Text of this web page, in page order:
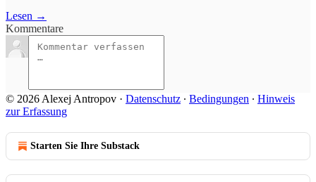
Lesen →
Kommentare
© 2026 Alexej Antropov · Datenschutz ∙ Bedingungen ∙ Hinweis
zur Erfassung
Starten Sie Ihre Substack